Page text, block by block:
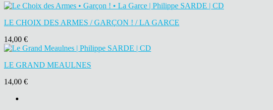
LE CHOIX DES ARMES / GARÇON ! / LA GARCE
14,00 €
LE GRAND MEAULNES
14,00 €